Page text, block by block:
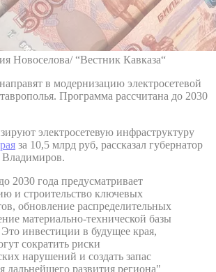
Новоселова/ “Вестник Кавказа“
в модернизацию электросетевой
Программа рассчитана до 2030
электросетевую инфраструктуру
за 10,5 млрд руб, рассказал губернатор
2030 года предусматривает
и строительство ключевых
обновление распределительных
материально-технической базы
Это инвестиции в будущее края,
сократить риски
нарушений и создать запас
дальнейшего развития региона"